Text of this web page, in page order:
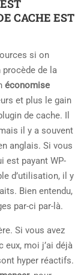
CACHE EST
si on
de la
économise
et plus le gain
de cache. Il
il y a souvent
anglais. Si vous
est payant WP-
d’utilisation, il y
Bien entendu,
par-ci par-là.
Si vous avez
eux, moi j’ai déjà
hyper réactifs.